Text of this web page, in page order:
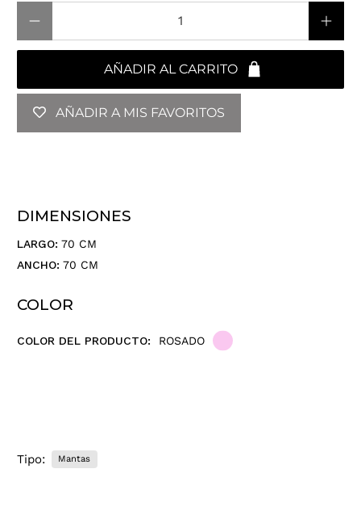
AÑADIR AL CARRITO
AÑADIR A MIS FAVORITOS
DIMENSIONES
LARGO: 70 CM
ANCHO: 70 CM
COLOR
COLOR DEL PRODUCTO: ROSADO
Tipo: Mantas